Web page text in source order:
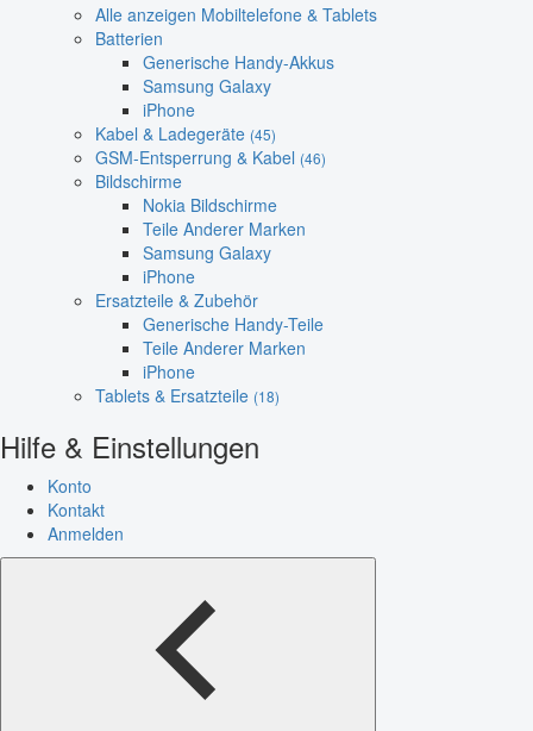
Alle anzeigen Mobiltelefone & Tablets
Batterien
Generische Handy-Akkus
Samsung Galaxy
iPhone
Kabel & Ladegeräte (45)
GSM-Entsperrung & Kabel (46)
Bildschirme
Nokia Bildschirme
Teile Anderer Marken
Samsung Galaxy
iPhone
Ersatzteile & Zubehör
Generische Handy-Teile
Teile Anderer Marken
iPhone
Tablets & Ersatzteile (18)
Hilfe & Einstellungen
Konto
Kontakt
Anmelden